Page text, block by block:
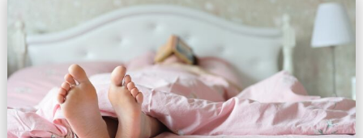
нательная полосатая рубаха (отсюда и название), которую
как предмет унифор...